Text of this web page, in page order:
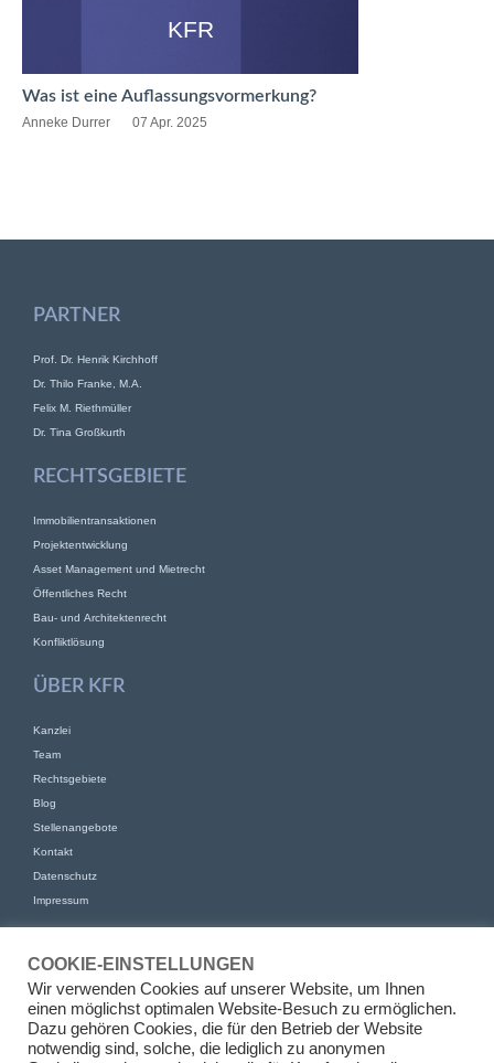
KFR
Was ist eine Auflassungsvormerkung?
Anneke Durrer 07 Apr. 2025
PARTNER
Prof. Dr. Henrik Kirchhoff
Dr. Thilo Franke, M.A.
Felix M. Riethmüller
Dr. Tina Großkurth
RECHTSGEBIETE
Immobilientransaktionen
Projektentwicklung
Asset Management und Mietrecht
Öffentliches Recht
Bau- und Architektenrecht
Konfliktlösung
ÜBER KFR
Kanzlei
Team
Rechtsgebiete
Blog
Stellenangebote
Kontakt
Datenschutz
Impressum
KFR Kirchhoff Franke Riethmüller Partnerschaft von Rechtsanwälten
mbB
Am Kaiserkai 69
20457 Hamburg
COOKIE-EINSTELLUNGEN
Wir verwenden Cookies auf unserer Website, um Ihnen
einen möglichst optimalen Website-Besuch zu ermöglichen.
Dazu gehören Cookies, die für den Betrieb der Website
notwendig sind, solche, die lediglich zu anonymen